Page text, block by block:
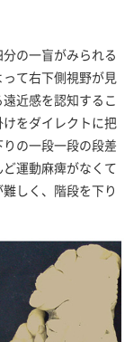
の一盲がみられる
て右下側視野が見
近感を認知するこ
をダイレクトに把
の一段一段の段差
運動麻痺がなくて
しく、階段を下り